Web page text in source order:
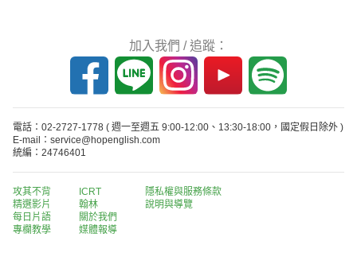
加入我們 / 追蹤：
電話：02-2727-1778 ( 週一至週五 9:00-12:00、13:30-18:00，國定假日除外 )
E-mail：service@hopenglish.com
統編：24746401
攻其不背
精選影片
每日片語
專欄教學
ICRT
翰林
關於我們
媒體報導
隱私權與服務條款
說明與導覽